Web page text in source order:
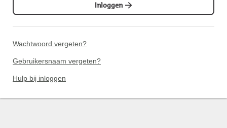
Inloggen
Wachtwoord vergeten?
Gebruikersnaam vergeten?
Hulp bij inloggen